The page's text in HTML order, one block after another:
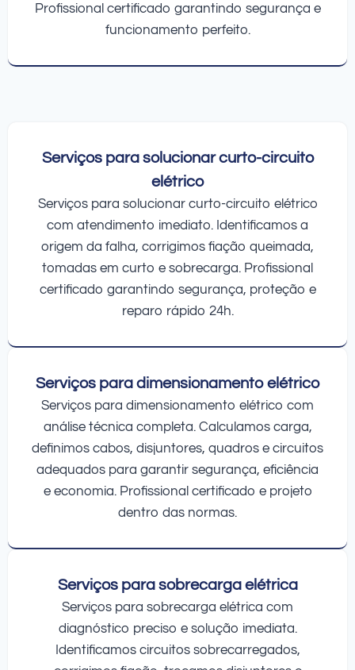
Profissional certificado garantindo segurança e
funcionamento perfeito.
Serviços para solucionar curto-circuito
elétrico
Serviços para solucionar curto-circuito elétrico
com atendimento imediato. Identificamos a
origem da falha, corrigimos fiação queimada,
tomadas em curto e sobrecarga. Profissional
certificado garantindo segurança, proteção e
reparo rápido 24h.
Serviços para dimensionamento elétrico
Serviços para dimensionamento elétrico com
análise técnica completa. Calculamos carga,
definimos cabos, disjuntores, quadros e circuitos
adequados para garantir segurança, eficiência
e economia. Profissional certificado e projeto
dentro das normas.
Serviços para sobrecarga elétrica
Serviços para sobrecarga elétrica com
diagnóstico preciso e solução imediata.
Identificamos circuitos sobrecarregados,